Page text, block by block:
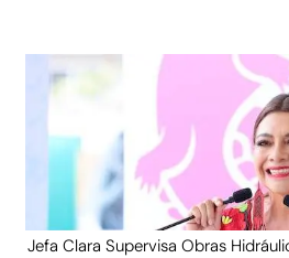
Jefa Clara Supervisa Obras